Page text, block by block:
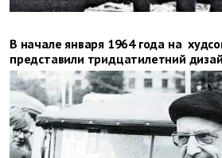
В начале января 1964 года на
представили тридцатилетний